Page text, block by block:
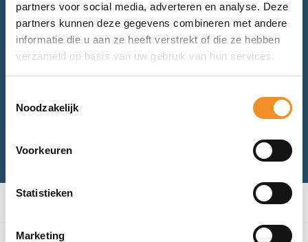
partners voor social media, adverteren en analyse. Deze
partners kunnen deze gegevens combineren met andere
informatie die u aan ze heeft verstrekt of die ze hebben
verzameld op basis van uw gebruik van hun services.
Noodzakelijk
Voorkeuren
Statistieken
Marketing
Advies nodig? Bel of mail ons.
Voor retourneren of garantie: mail ons.